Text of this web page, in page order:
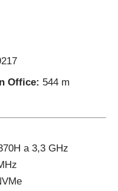
Office: 544 m
a 3,3 GHz